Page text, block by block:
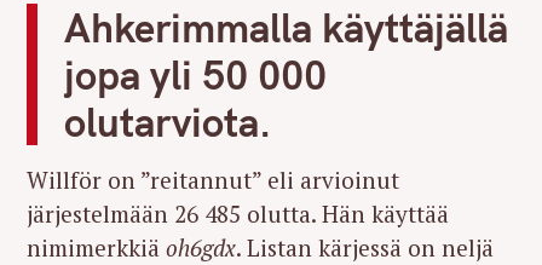
Ahkerimmalla käyttäjällä
jopa yli 50 000
olutarviota.
Willför on ”reitannut” eli arvioinut
järjestelmään 26 485 olutta. Hän käyttää
nimimerkkiä oh6gdx. Listan kärjessä on neljä